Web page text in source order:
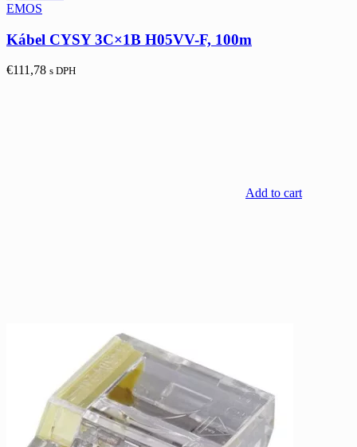
EMOS
Kábel CYSY 3C×1B H05VV-F, 100m
€111,78 s DPH
Add to cart